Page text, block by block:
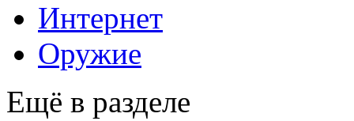
Интернет
Оружие
Ещё в разделе